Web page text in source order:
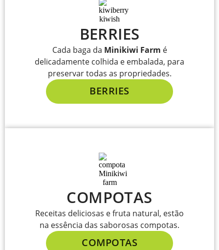
BERRIES
Cada baga da Minikiwi Farm é
delicadamente colhida e embalada, para
preservar todas as propriedades.
BERRIES
COMPOTAS
Receitas deliciosas e fruta natural, estão
na essência das saborosas compotas.
COMPOTAS